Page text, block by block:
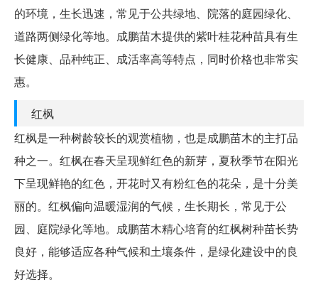
的环境，生长迅速，常见于公共绿地、院落的庭园绿化、
道路两侧绿化等地。成鹏苗木提供的紫叶桂花种苗具有生
长健康、品种纯正、成活率高等特点，同时价格也非常实
惠。
红枫
红枫是一种树龄较长的观赏植物，也是成鹏苗木的主打品
种之一。红枫在春天呈现鲜红色的新芽，夏秋季节在阳光
下呈现鲜艳的红色，开花时又有粉红色的花朵，是十分美
丽的。红枫偏向温暖湿润的气候，生长期长，常见于公
园、庭院绿化等地。成鹏苗木精心培育的红枫树种苗长势
良好，能够适应各种气候和土壤条件，是绿化建设中的良
好选择。